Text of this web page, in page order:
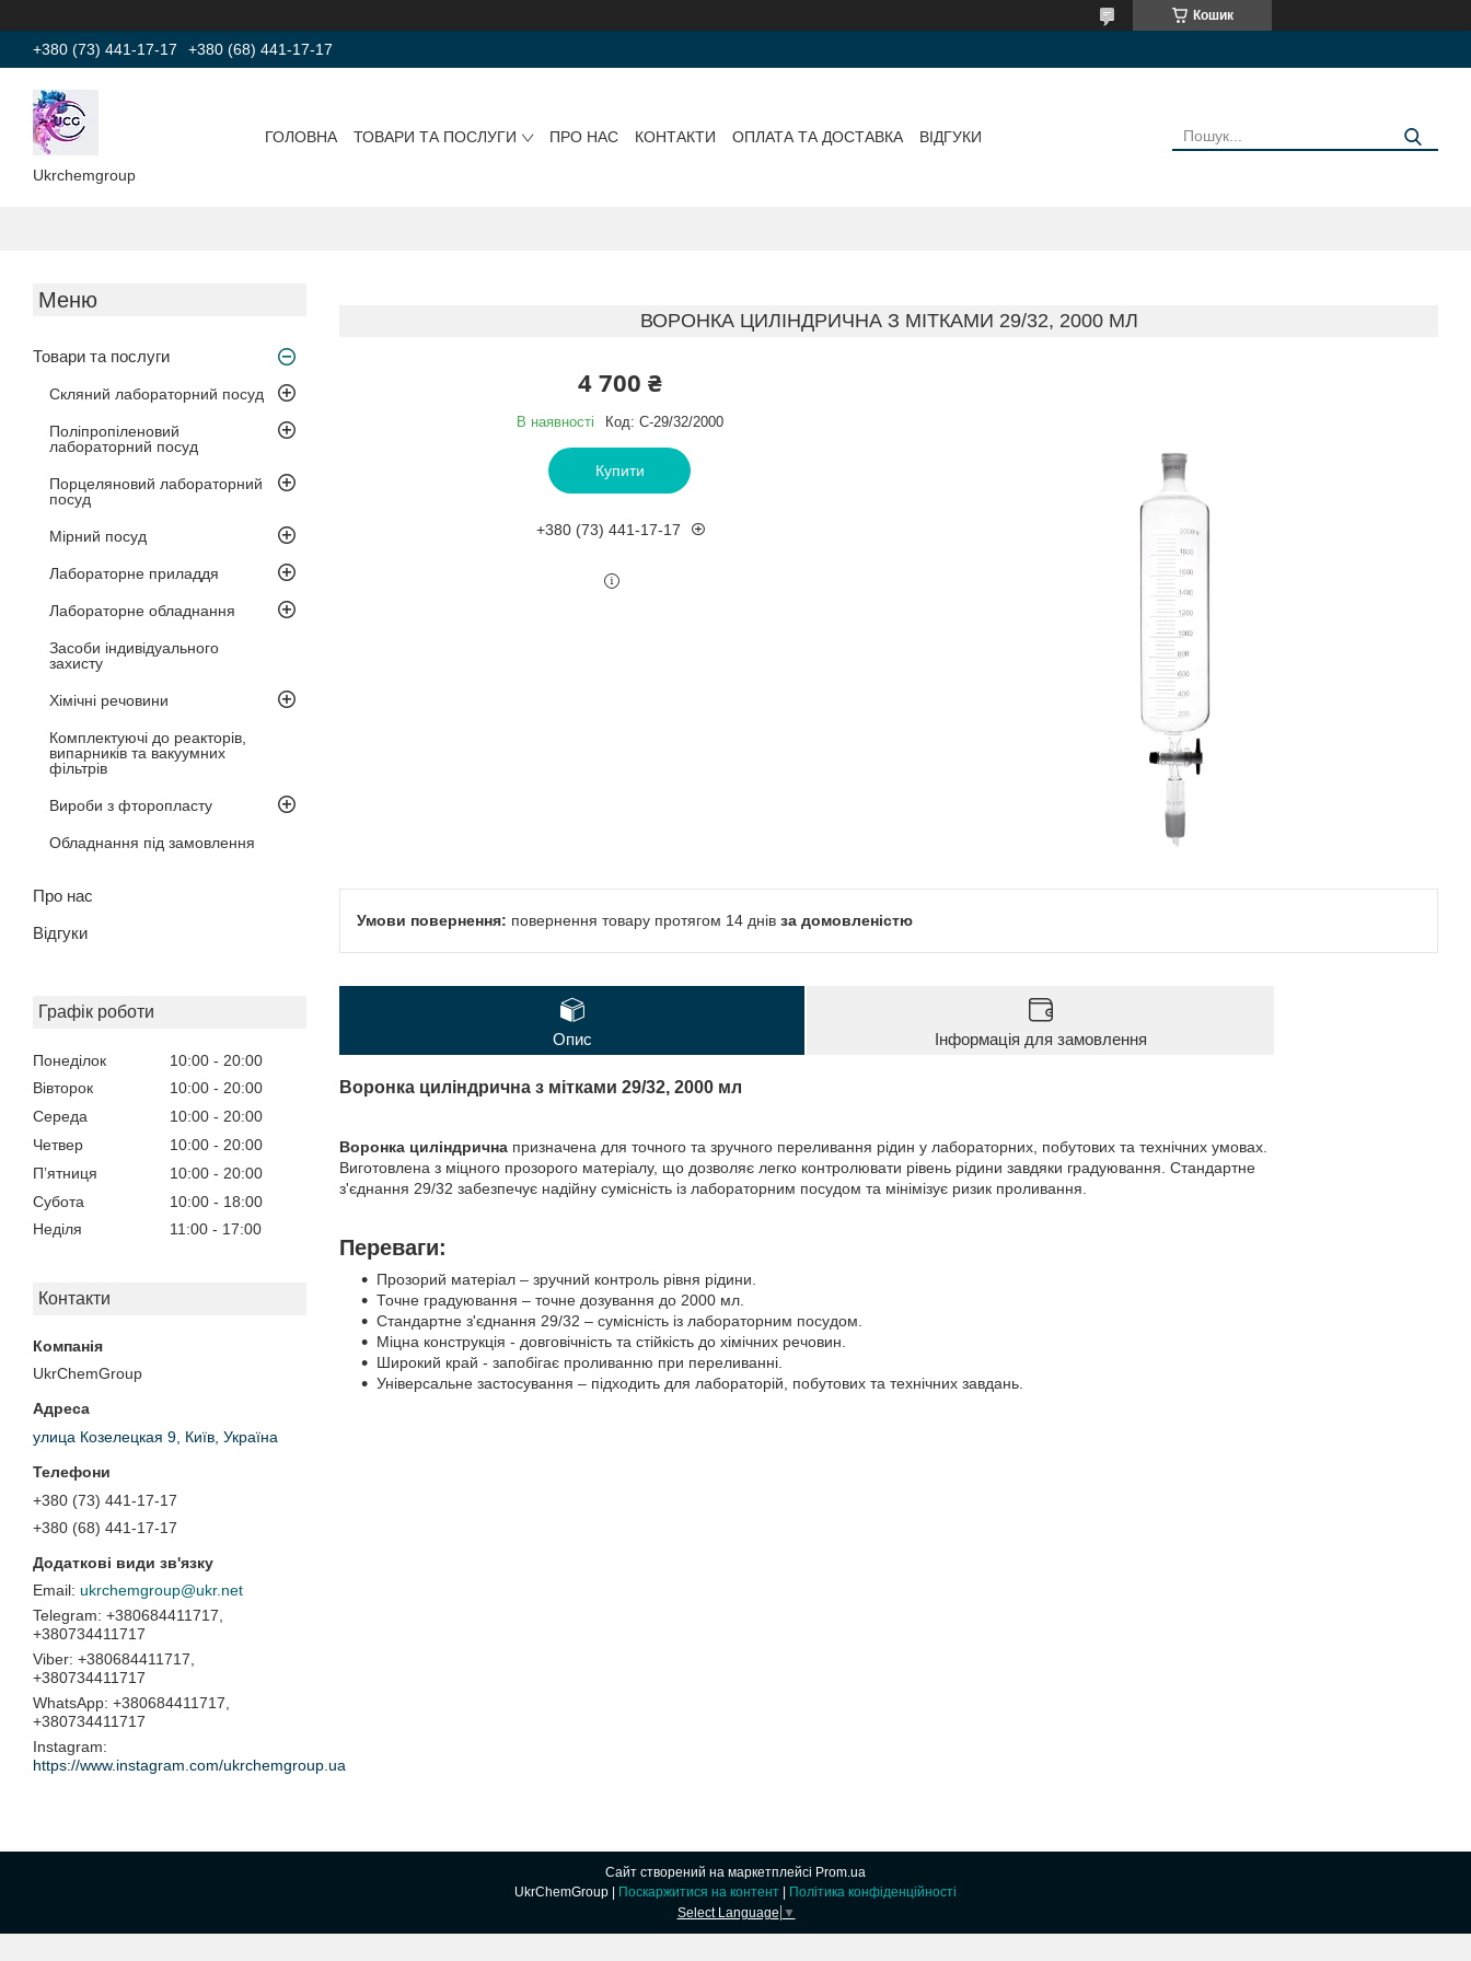
Кошик
+380 (73) 441-17-17 +380 (68) 441-17-17
Ukrchemgroup
ГОЛОВНА ТОВАРИ ТА ПОСЛУГИ ПРО НАС КОНТАКТИ ОПЛАТА ТА ДОСТАВКА ВІДГУКИ
Товари та послуги
Скляний лабораторний посуд
Поліпропіленовий
лабораторний посуд
Порцеляновий лабораторний
посуд
Мірний посуд
Лабораторне приладдя
Лабораторне обладнання
Засоби індивідуального
захисту
Хімічні речовини
Комплектуючі до реакторів,
випарників та вакуумних
фільтрів
Вироби з фторопласту
Обладнання під замовлення
Про нас
Відгуки
Графік роботи
Понеділок 10:00
20:00
Вівторок
10:00
20:00
Середа
10:00
20:00
Четвер
10:00
20:00
Пʼятниця
10:00
20:00
Субота
10:00
18:00
Неділя
11:00 17:00
Контакти
UkrChemGroup
улица Козелецкая 9, Київ, Україна
+380 (73) 441-17-17
+380 (68) 441-17-17
ukrchemgroup@ukr.net
+380684411717,
+380734411717
+380684411717,
+380734411717
+380684411717,
+380734411717
Instagram
https://www.instagram.com/ukrchemgroup.ua
ВОРОНКА ЦИЛІНДРИЧНА З МІТКАМИ 29/32, 2000 МЛ
4 700 ₴
В наявності Код: С-29/32/2000
Купити
+380 (73) 441-17-17
повернення товару протягом 14 днів за домовленістю
Опис Інформація для замовлення
Воронка циліндрична з мітками 29/32, 2000 мл
Воронка циліндрична призначена для точного та зручного переливання рідин у лабораторних, побутових та технічних умовах.
Виготовлена ​​з міцного прозорого матеріалу, що дозволяє легко контролювати рівень рідини завдяки градуювання. Стандартне
з'єднання 29/32 забезпечує надійну сумісність із лабораторним посудом та мінімізує ризик проливання.
Переваги:
Прозорий матеріал – зручний контроль рівня рідини.
Точне градуювання – точне дозування до 2000 мл.
Стандартне з'єднання 29/32 – сумісність із лабораторним посудом.
Міцна конструкція - довговічність та стійкість до хімічних речовин.
Широкий край - запобігає проливанню при переливанні.
Універсальне застосування – підходить для лабораторій, побутових та технічних завдань.
Сайт створений на маркетплейсі Prom.ua
Поскаржитися на контент
Політика конфіденційності
Select Language ▼